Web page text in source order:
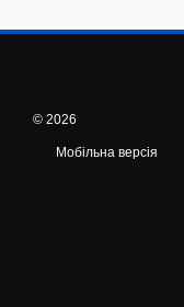
© 2026
Мобільна версія